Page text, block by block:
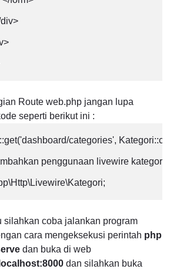
Route web.php jangan lupa
seperti berikut ini :
categories',
penggunaan livewire kategori
silahkan coba jalankan program
cara mengeksekusi perintah php
dan buka di web
localhost:8000 dan silahkan buka